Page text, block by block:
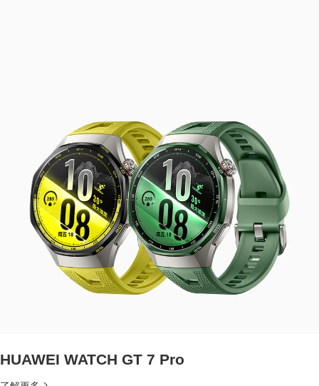
HUAWEI WATCH GT 7 Pro